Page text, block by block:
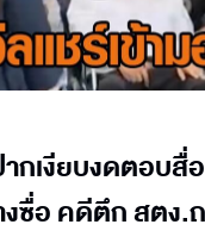
Video
กเงียบงดตอบสื่
ซื่อ คดีตึก สตง.